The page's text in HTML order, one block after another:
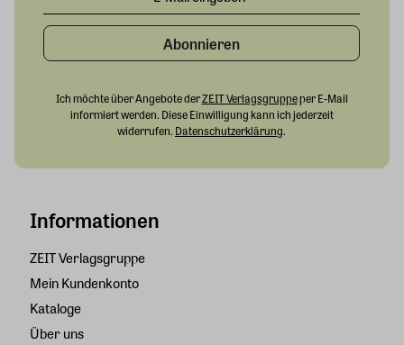
Informationen
ZEIT Verlagsgruppe
Mein Kundenkonto
Kataloge
Über uns
Abonnieren
Ich möchte über Angebote derZEIT Verlagsgruppeper E-Mail
informiert werden. Diese Einwilligung kann ich jederzeit
widerrufen. Datenschutzerklärung.